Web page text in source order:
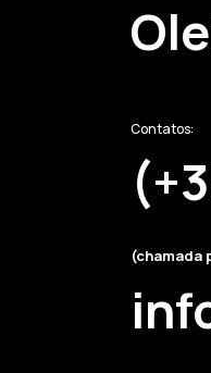
Contatos:
(chamada